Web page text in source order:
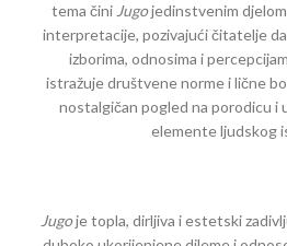
tema čini Jugojedinstvenim
interpretacije, pozivajući čitatelje
izborima, odnosima i
istražuje društvene norme i lične
nostalgičan pogled na porodicu i
elemente ljudskog
Jugoje topla, dirljiva i estetski